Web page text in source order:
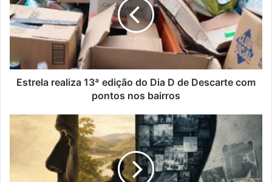
edição
do
Dia
Descarte
com
bairros
Estrela realiza 13ª edição do Dia D de Descarte com
pontos nos bairros